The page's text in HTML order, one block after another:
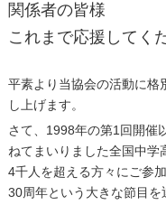
関係者の皆様
これまで応援してく
平素より当協会の活動に格
し上げます。
さて、1998年の第1回開催
ねてまいりました全国中
4千人を超える方々にご参
30周年という大きな節目